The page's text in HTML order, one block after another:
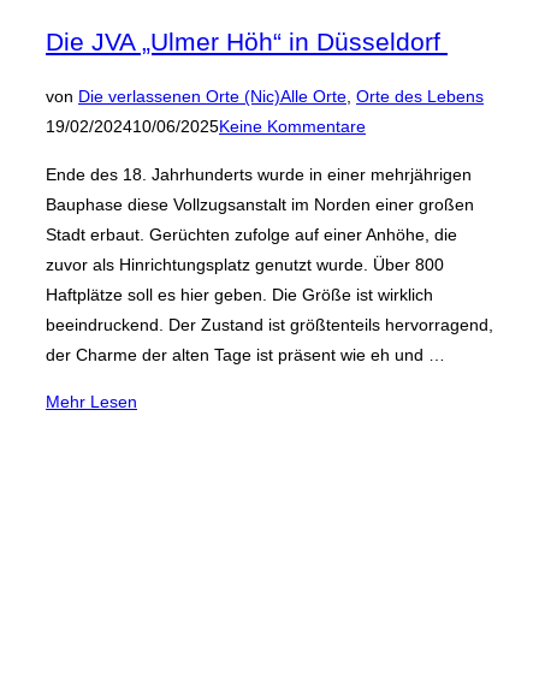
Die JVA „Ulmer Höh“ in Düsseldorf
von Die verlassenen Orte (Nic)Alle Orte, Orte des Lebens
19/02/202410/06/2025Keine Kommentare
Ende des 18. Jahrhunderts wurde in einer mehrjährigen
Bauphase diese Vollzugsanstalt im Norden einer großen
Stadt erbaut. Gerüchten zufolge auf einer Anhöhe, die
zuvor als Hinrichtungsplatz genutzt wurde. Über 800
Haftplätze soll es hier geben. Die Größe ist wirklich
beeindruckend. Der Zustand ist größtenteils hervorragend,
der Charme der alten Tage ist präsent wie eh und …
Mehr über
Lesen